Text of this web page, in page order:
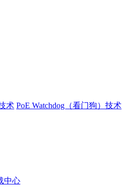
术 PoE Watchdog（看门狗）技术
中心